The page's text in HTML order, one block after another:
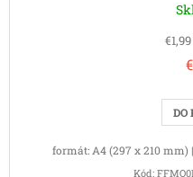
DO
formát: A4 (297 x 210
Kód: